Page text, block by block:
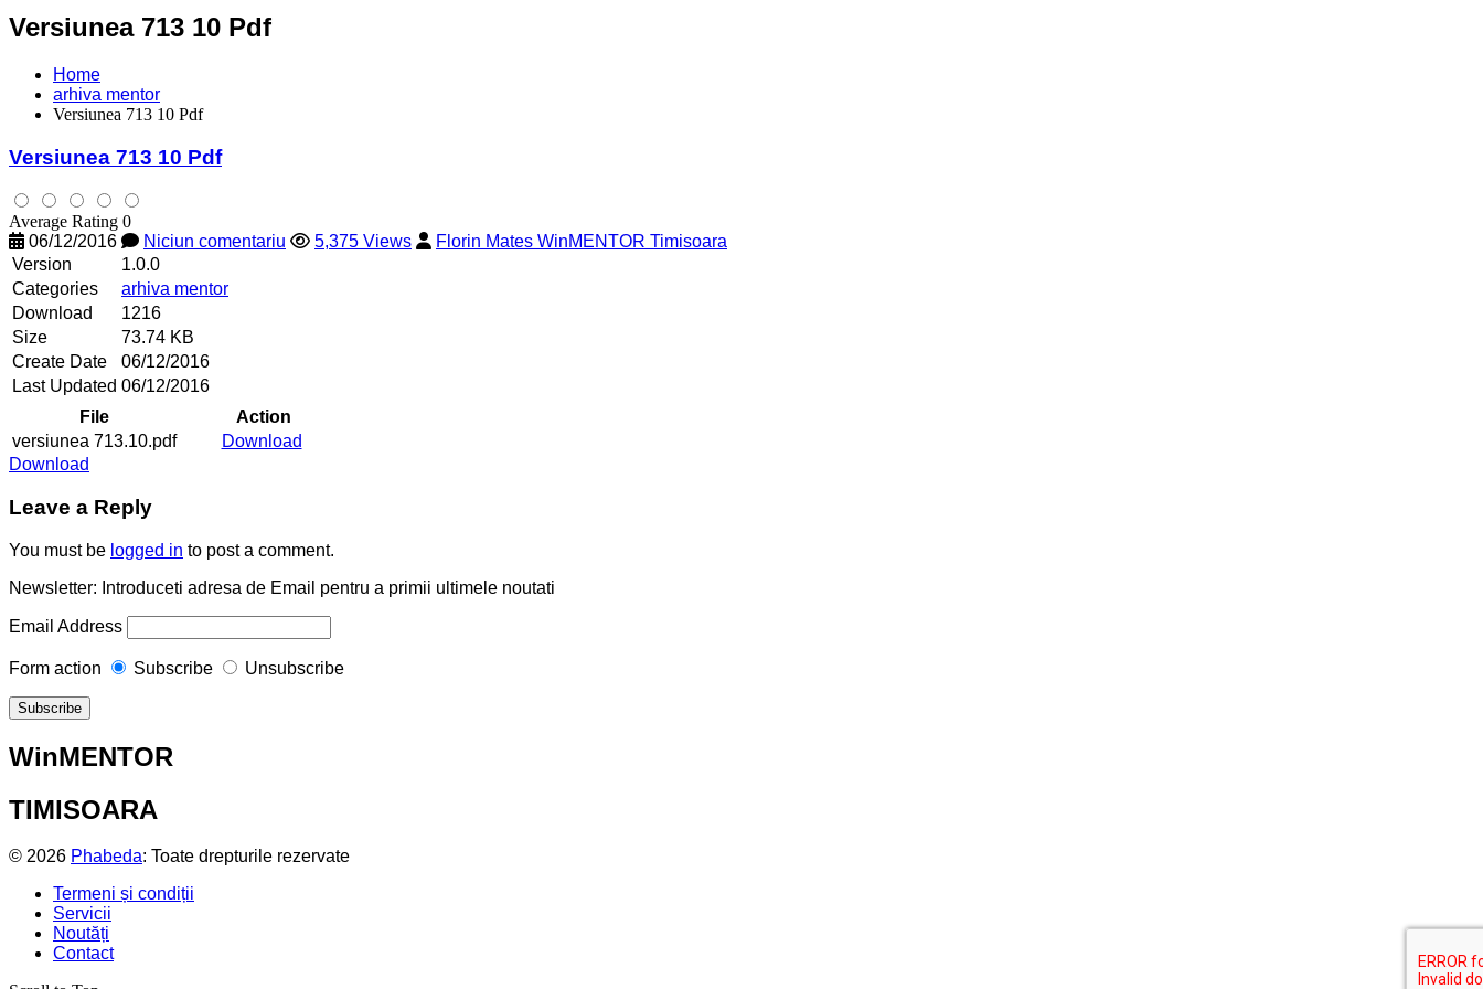
Versiunea 713 10 Pdf
Home
arhiva mentor
Versiunea 713 10 Pdf
Versiunea 713 10 Pdf
Average Rating 0
06/12/2016
Niciun comentariu 5,375 Views
Florin Mates WinMENTOR Timisoara
Version
1.0.0
Categories
arhiva mentor
Download
1216
Size
73.74 KB
Create Date
06/12/2016
Last Updated 06/12/2016
File
Action
versiunea 713.10.pdf
Download
Download
Leave a Reply
You must be logged in to post a comment.
Newsletter: Introduceti adresa de Email pentru a primii ultimele noutati
Email Address
Form action Subscribe Unsubscribe
WinMENTOR
TIMISOARA
© 2026 Phabeda: Toate drepturile rezervate
Termeni și condiții
Servicii
Noutăți
Contact